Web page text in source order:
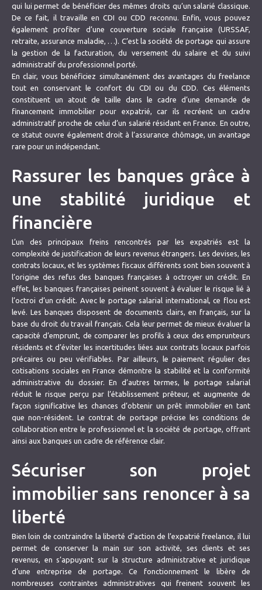
qui lui permet de bénéficier des mêmes droits qu’un salarié classique.
De ce fait, il travaille en CDI ou CDD reconnu. Enfin, vous pouvez
également profiter d’une couverture sociale française (URSSAF,
retraite, assurance maladie, …). C’est la société de portage qui assure
la gestion de la facturation, du versement du salaire et du suivi
administratif du professionnel porté.
En clair, vous bénéficiez simultanément des avantages du freelance
tout en conservant le confort du CDI ou du CDD. Ces éléments
constituent un atout de taille dans le cadre d’une demande de
financement immobilier pour expatrié, car ils recréent un cadre
administratif proche de celui d’un salarié résidant en France. En outre,
ce statut ouvre également droit à l’assurance chômage, un avantage
rare pour un indépendant.
Rassurer les banques grâce à
une stabilité juridique et
financière
L’un des principaux freins rencontrés par les expatriés est la
complexité de justification de leurs revenus étrangers. Les devises, les
contrats locaux, et les systèmes fiscaux différents sont bien souvent à
l’origine des refus des banques françaises à octroyer un crédit. En
effet, les banques françaises peinent souvent à évaluer le risque lié à
l’octroi d’un crédit. Avec le portage salarial international, ce flou est
levé. Les banques disposent de documents clairs, en français, sur la
base du droit du travail français. Cela leur permet de mieux évaluer la
capacité d’emprunt, de comparer les profils à ceux des emprunteurs
résidents et d’éviter les incertitudes liées aux contrats locaux parfois
précaires ou peu vérifiables. Par ailleurs, le paiement régulier des
cotisations sociales en France démontre la stabilité et la conformité
administrative du dossier. En d’autres termes, le portage salarial
réduit le risque perçu par l’établissement prêteur, et augmente de
façon significative les chances d’obtenir un prêt immobilier en tant
que non-résident. Le contrat de portage précise les conditions de
collaboration entre le professionnel et la société de portage, offrant
ainsi aux banques un cadre de référence clair.
Sécuriser son projet
immobilier sans renoncer à sa
liberté
Bien loin de contraindre la liberté d’action de l’expatrié freelance, il lui
permet de conserver la main sur son activité, ses clients et ses
revenus, en s’appuyant sur la structure administrative et juridique
d’une entreprise de portage. Ce fonctionnement le libère de
nombreuses contraintes administratives qui freinent souvent les